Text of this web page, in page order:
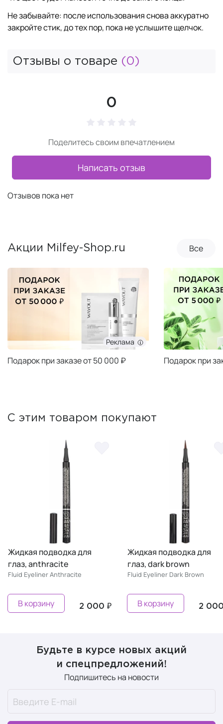
Не забывайте: после использования снова аккуратно
закройте стик, до тех пор, пока не услышите щелчок.
Отзывы о товаре (0)
0
Поделитесь своим впечатлением
Написать отзыв
Отзывов пока нет
Акции Milfey-Shop.ru Все
Реклама
Подарок при заказе от 50 000 ₽ Подарок при
С этим товаром покупают
Жидкая подводка для
глаз, anthracite
Fluid Eyeliner Anthracite
2 000 ₽
В корзину
Жидкая подводка для
глаз, dark brown
Fluid Eyeliner Dark Brown
2
В корзину
Будьте в курсе новых акций
и спецпредложений!
Подпишитесь на новости